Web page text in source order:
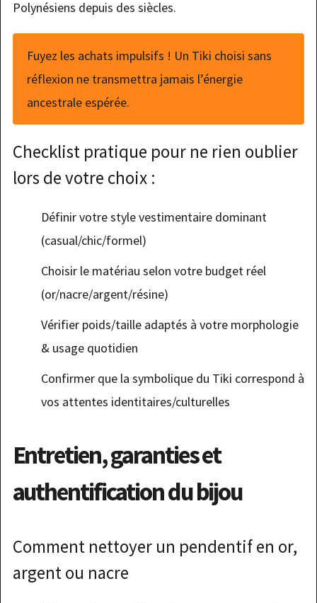
Polynésiens depuis des siècles.
Fuyez les achats impulsifs ! Un Tiki choisi sans
réflexion ne transmettra jamais l’énergie
ancestrale espérée.
Checklist pratique pour ne rien oublier
lors de votre choix :
Définir votre style vestimentaire dominant
(casual/chic/formel)
Choisir le matériau selon votre budget réel
(or/nacre/argent/résine)
Vérifier poids/taille adaptés à votre morphologie
& usage quotidien
Confirmer que la symbolique du Tiki correspond à
vos attentes identitaires/culturelles
Entretien, garanties et
authentification du bijou
Comment nettoyer un pendentif en or,
argent ou nacre